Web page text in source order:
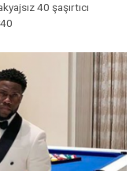
40 şaşırtıcı